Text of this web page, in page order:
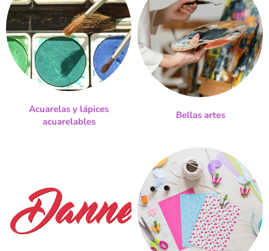
Acuarelas y lápices
acuarelables
Bellas artes